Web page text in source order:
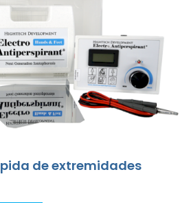
de extremidades